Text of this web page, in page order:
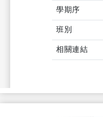
學期序
班別
相關連結